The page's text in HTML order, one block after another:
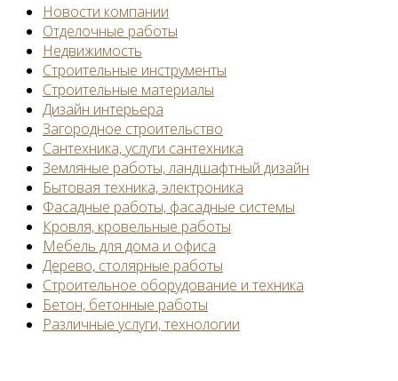
Новости компании
Отделочные работы
Недвижимость
Строительные инструменты
Строительные материалы
Дизайн интерьера
Загородное строительство
Сантехника, услуги сантехника
Земляные работы, ландшафтный дизайн
Бытовая техника, электроника
Фасадные работы, фасадные системы
Кровля, кровельные работы
Мебель для дома и офиса
Дерево, столярные работы
Строительное оборудование и техника
Бетон, бетонные работы
Различные услуги, технологии